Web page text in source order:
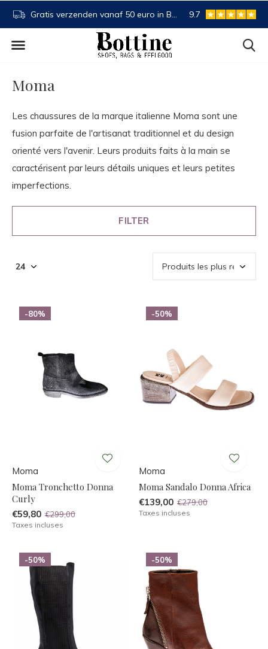
Gratis verzenden vanaf 50 euro in BE en NL Acheter
9.7
Moma
Les chaussures de la marque italienne Moma sont une
fusion parfaite de l'artisanat traditionnel et du design
orienté vers l'avenir. Leurs produits faits à la main se
caractérisent par leurs détails uniques et leurs petites
imperfections.
FILTER
-80%
Moma
Moma Tronchetto Donna
Curly
€59,80 €299,00
Taxes incluses
-50%
Moma
Moma Sandalo Donna Africa
€139,00 €279,00
Taxes incluses
-50% -50%